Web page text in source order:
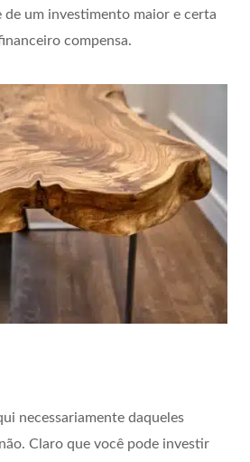
um investimento maior e certa
compensa.
necessariamente daqueles
Claro que você pode investir